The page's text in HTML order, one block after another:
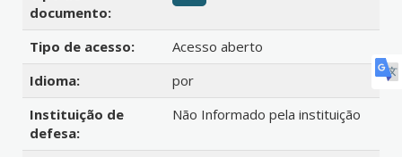
documento:
Tipo de acesso:
Acesso aberto
Idioma:
por
Instituição de
defesa:
Não Informado pela instituição